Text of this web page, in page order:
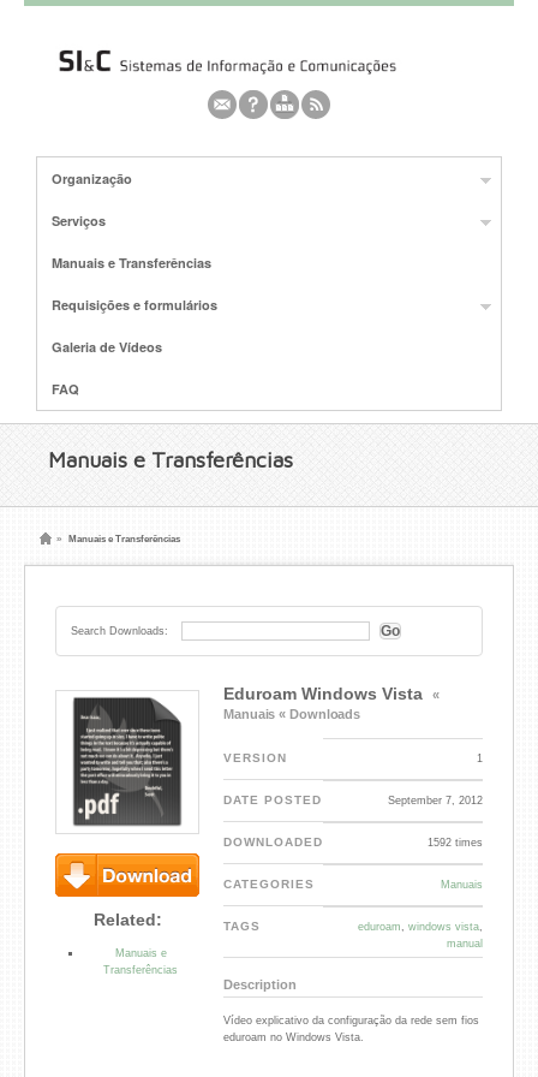
Organização
Serviços
Manuais e Transferências
Requisições e formulários
Galeria de Vídeos
FAQ
Manuais e Transferências
» Manuais e Transferências
Search Downloads:
Related:
Manuais e
Transferências
Eduroam Windows Vista
«
Manuais « Downloads
VERSION 1
DATE POSTED September 7, 2012
DOWNLOADED 1592 times
CATEGORIES Manuais
TAGS eduroam, windows vista,
manual
Description
Vídeo explicativo da configuração da rede sem fios
eduroam no Windows Vista.